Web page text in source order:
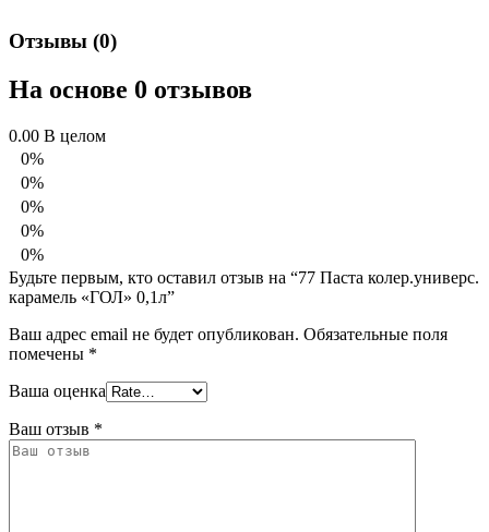
Отзывы (0)
На основе 0 отзывов
0.00 В целом
0%
0%
0%
0%
0%
Будьте первым, кто оставил отзыв на “77 Паста колер.универс.
карамель «ГОЛ» 0,1л”
Ваш адрес email не будет опубликован. Обязательные поля
помечены *
Ваша оценка
Ваш отзыв *